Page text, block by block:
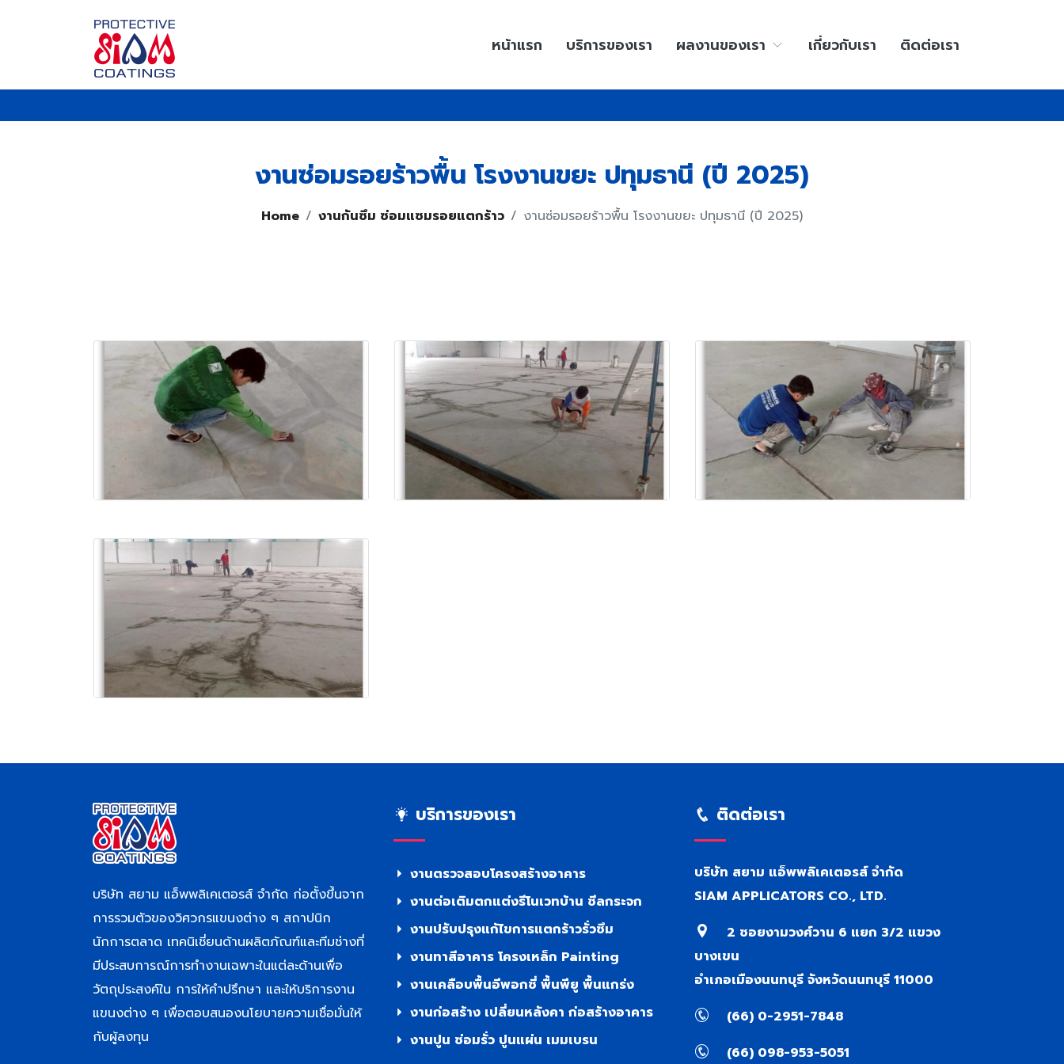
หน้าแรก บริการของเรา ผลงานของเรา เกี่ยวกับเรา ติดต่อเรา
งานซ่อมรอยร้าวพื้น โรงงานขยะ ปทุมธานี (ปี 2025)
Home งานกันซึม ซ่อมแซมรอยแตกร้าว งานซ่อมรอยร้าวพื้น โรงงานขยะ ปทุมธานี (ปี 2025)
บริษัท สยาม แอ็พพลิเคเตอรส์ จำกัด ก่อตั้งขึ้นจาก
การรวมตัวของวิศวกรแขนงต่าง ๆ สถาปนิก
นักการตลาด เทคนิเชี่ยนด้านผลิตภัณฑ์และทีมช่างที่
มีประสบการณ์การทำงานเฉพาะในแต่ละด้านเพื่อ
วัตถุประสงค์ใน การให้คำปรึกษา และให้บริการงาน
แขนงต่าง ๆ เพื่อตอบสนองนโยบายความเชื่อมั่นให้
กับผู้ลงทุน
บริการของเรา
งานตรวจสอบโครงสร้างอาคาร
งานต่อเติมตกแต่งรีโนเวทบ้าน ซีลกระจก
งานปรับปรุงแก้ไขการแตกร้าวรั่วซึม
งานทาสีอาคาร โครงเหล็ก Painting
งานเคลือบพื้นอีพอกซี่ พื้นพียู พื้นแกร่ง
งานก่อสร้าง เปลี่ยนหลังคา ก่อสร้างอาคาร
งานปูน ซ่อมรั่ว ปูนแผ่น เมมเบรน
ติดต่อเรา
บริษัท สยาม แอ็พพลิเคเตอรส์ จำกัด
SIAM APPLICATORS CO., LTD.
2 ซอยงามวงศ์วาน 6 แยก 3/2 แขวง
บางเขน
อำเภอเมืองนนทบุรี จังหวัดนนทบุรี 11000
(66) 0-2951-7848
(66) 098-953-5051